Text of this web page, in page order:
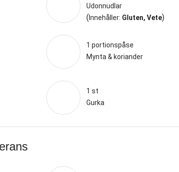
Udonnudlar
(Innehåller: Gluten, Vete)
1 portionspåse
Mynta & koriander
1 st
Gurka